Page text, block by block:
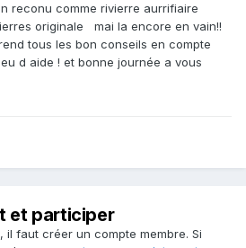
reconu comme rivierre aurrifiaire
originale mai la encore en vain!!
tous les bon conseils en compte
d aide ! et bonne journée a vous
et participer
il faut créer un compte membre. Si